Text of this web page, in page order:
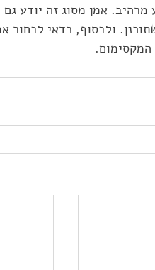
מרהיב. אמן מסוג זה יודע
ולבסוף, כדאי לבחור